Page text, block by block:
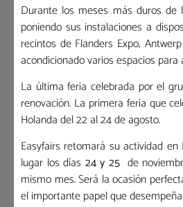
Durante los meses más duros de
poniendo sus instalaciones a
recintos de Flanders Expo,
acondicionado varios espacios
La última feria celebrada por el
renovación. La primera feria que
Holanda del 22 al 24 de agosto.
Easyfairs retomará su actividad
lugar los días 24 y 25 de
mismo mes. Será la ocasión
el importante papel que